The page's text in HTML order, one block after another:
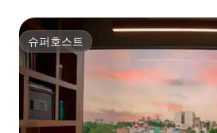
슈퍼호스트
슈퍼호스트